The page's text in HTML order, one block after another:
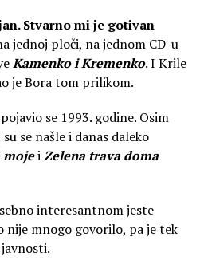
Stvarno mi je gotivan
jednoj ploči, na jednom CD-u
Kamenko i Kremenko. I Krile
je Bora tom prilikom.
pojavio se 1993. godine. Osim
se našle i danas daleko
mojeiZelena trava doma
interesantnom jeste
nije mnogo govorilo, pa je tek